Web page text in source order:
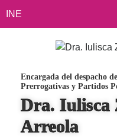
INE
Encargada del despacho
Prerrogativas y Partidos
Dra. Iulisca
Arreola